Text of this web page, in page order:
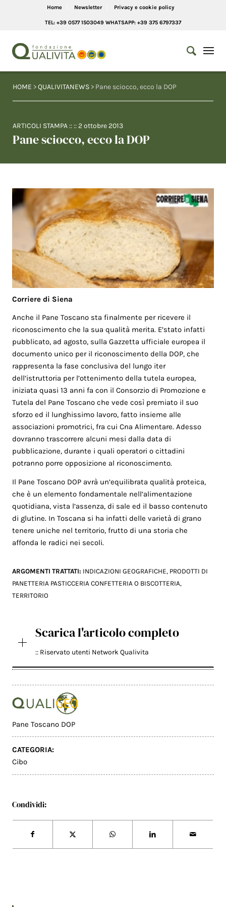
Home Newsletter Privacy e cookie policy
TEL: +39 0577 1503049 WHATSAPP: +39 375 6797337
HOME >QUALIVITANEWS > Pane sciocco, ecco la DOP
ARTICOLI STAMPA :: :: 2 ottobre 2013
Pane sciocco, ecco la DOP
Corriere di Siena
Anche il Pane Toscano sta finalmente per ricevere il
riconoscimento che la sua qualità merita. E’stato infatti
pubblicato, ad agosto, sulla Gazzetta ufficiale europea il
documento unico per il riconoscimento della DOP, che
rappresenta la fase conclusiva del lungo iter
dell’istruttoria per l’ottenimento della tutela europea,
iniziata quasi 13 anni fa con il Consorzio di Promozione e
Tutela del Pane Toscano che vede così premiato il suo
sforzo ed il lunghissimo lavoro, fatto insieme alle
associazioni promotrici, fra cui Cna Alimentare. Adesso
dovranno trascorrere alcuni mesi dalla data di
pubblicazione, durante i quali operatori o cittadini
potranno porre opposizione al riconoscimento.
Il Pane Toscano DOP avrà un’equilibrata qualità proteica,
che è un elemento fondamentale nell’alimentazione
quotidiana, vista l’assenza, di sale ed il basso contenuto
di glutine. In Toscana si ha infatti delle varietà di grano
tenere uniche nel territorio, frutto di una storia che
affonda le radici nei secoli.
ARGOMENTI TRATTATI: INDICAZIONI GEOGRAFICHE, PRODOTTI DI
PANETTERIA PASTICCERIA CONFETTERIA O BISCOTTERIA,
TERRITORIO
Scarica l'articolo completo
:: Riservato utenti Network Qualivita
Pane Toscano DOP
CATEGORIA:
Cibo
Condividi: